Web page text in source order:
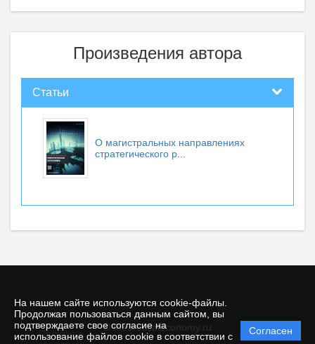
На нашем сайте используются cookie-файлы.
Продолжая пользоваться данным сайтом, вы
подтверждаете свое согласие на
использование файлов cookie в соответствии с
Согласен
Произведения автора
Статьи
О магистральных направлениях
стратегического р...
© theoreticaleconomy.ru
Политика